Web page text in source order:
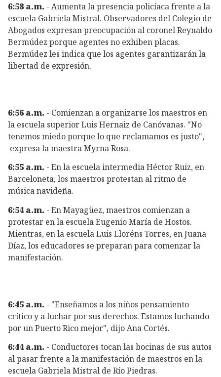
6:58 a.m. - Aumenta la presencia policíaca frente a la
escuela Gabriela Mistral. Observadores del Colegio de
Abogados expresan preocupación al coronel Reynaldo
Bermúdez porque agentes no exhiben placas.
Bermúdez les indica que los agentes garantizarán la
libertad de expresión.
6:56 a.m. - Comienzan a organizarse los maestros en
la escuela superior Luis Hernaiz de Canóvanas. "No
tenemos miedo porque lo que reclamamos es justo",
expresa la maestra Myrna Rosa.
6:55 a.m. - En la escuela intermedia Héctor Ruiz, en
Barceloneta, los maestros protestan al ritmo de
música navideña.
6:54 a.m. - En Mayagüez, maestros comienzan a
protestar en la escuela Eugenio María de Hostos.
Mientras, en la escuela Luis Lloréns Torres, en Juana
Díaz, los educadores se preparan para comenzar la
manifestación.
6:45 a.m. - "Enseñamos a los niños pensamiento
crítico y a luchar por sus derechos. Estamos luchando
por un Puerto Rico mejor", dijo Ana Cortés.
6:44 a.m. - Conductores tocan las bocinas de sus autos
al pasar frente a la manifestación de maestros en la
escuela Gabriela Mistral de Río Piedras.